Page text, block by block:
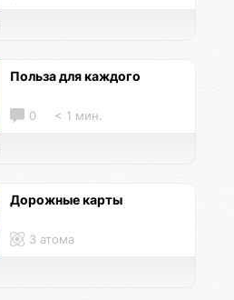
Польза для каждого
0 < 1 мин.
Дорожные карты
3 атома